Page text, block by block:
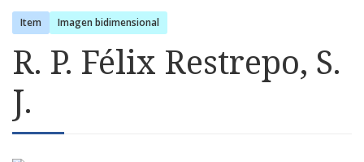
Item Imagen bidimensional
R. P. Félix Restrepo, S.
J.